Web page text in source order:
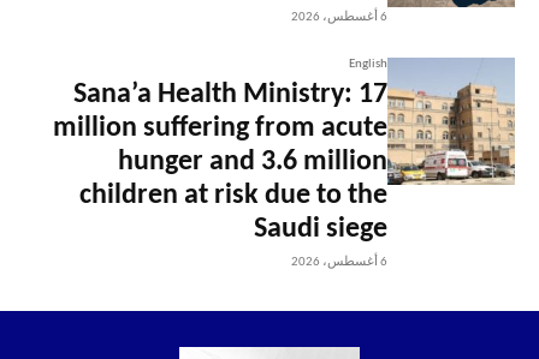
6 أغسطس، 2026
English
Sana’a Health Ministry: 17
million suffering from acute
hunger and 3.6 million
children at risk due to the
Saudi siege
6 أغسطس، 2026